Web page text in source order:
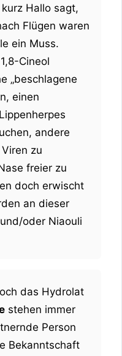
Hallo sagt,
Flügen waren
ein Muss.
Cineol
„beschlagene
einen
andere
zu
freier zu
doch erwischt
an dieser
oder Niaouli
das Hydrolat
stehen immer
Person
Bekanntschaft